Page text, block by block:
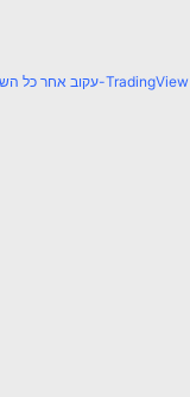
עקוב אחר כל השווקים ב-TradingView